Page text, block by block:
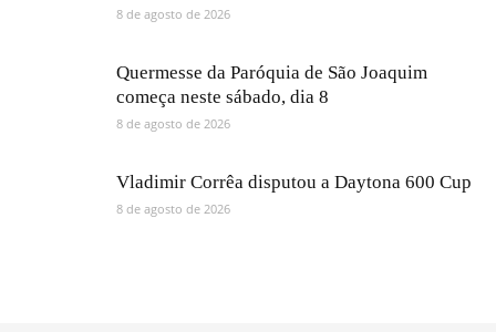
8 de agosto de 2026
Quermesse da Paróquia de São Joaquim
começa neste sábado, dia 8
8 de agosto de 2026
Vladimir Corrêa disputou a Daytona 600 Cup
8 de agosto de 2026